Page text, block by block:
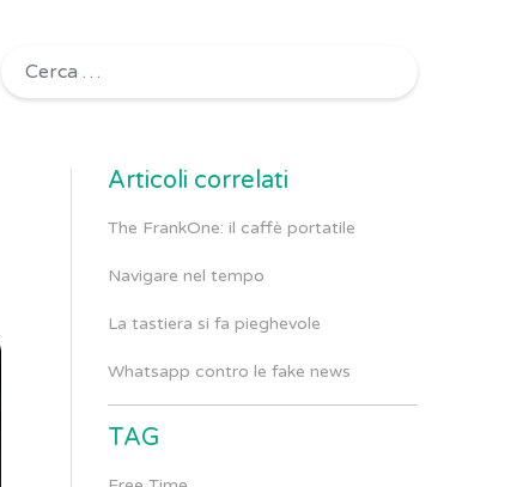
Ricerca per:
Articoli correlati
The FrankOne: il caffè portatile
Navigare nel tempo
La tastiera si fa pieghevole
Whatsapp contro le fake news
TAG